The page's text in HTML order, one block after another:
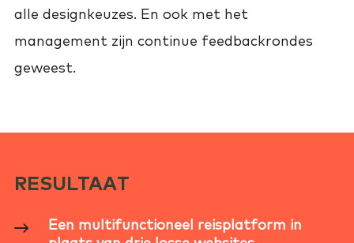
alle designkeuzes. En ook met het
management zijn continue feedbackrondes
geweest.
RESULTAAT
Een multifunctioneel reisplatform in